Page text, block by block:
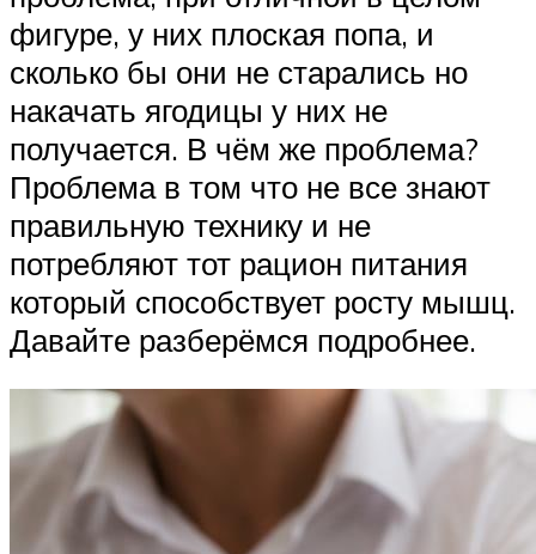
фигуре, у них плоская попа, и
сколько бы они не старались но
накачать ягодицы у них не
получается. В чём же проблема?
Проблема в том что не все знают
правильную технику и не
потребляют тот рацион питания
который способствует росту мышц.
Давайте разберёмся подробнее.